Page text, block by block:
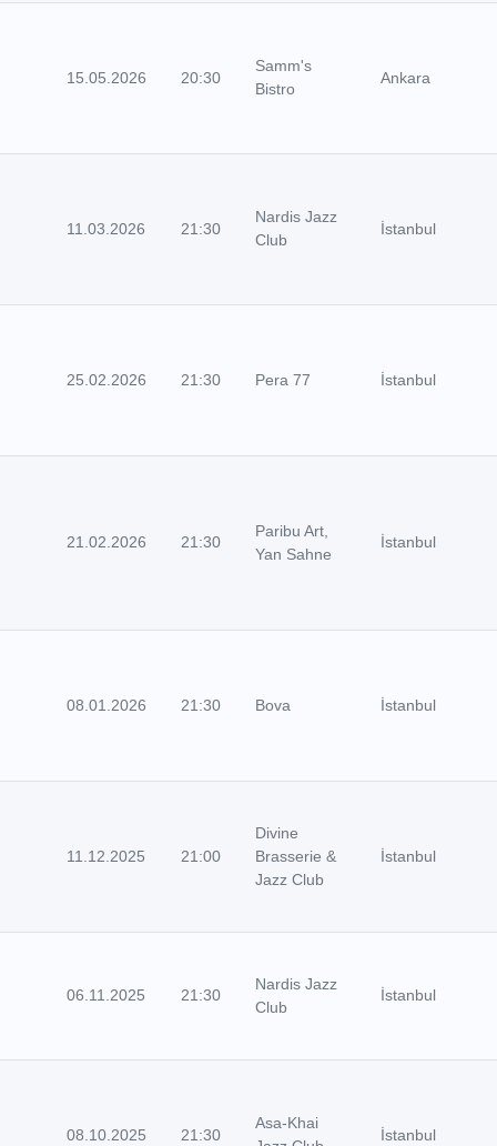
15.05.2026 20:30
Samm's
Bistro
Ankara
11.03.2026 21:30
Nardis Jazz
Club
İstanbul
25.02.2026 21:30 Pera 77 İstanbul
21.02.2026 21:30
Paribu Art,
Yan Sahne
İstanbul
08.01.2026 21:30 Bova İstanbul
11.12.2025 21:00
Divine
Brasserie &
Jazz Club
İstanbul
06.11.2025 21:30
Nardis Jazz
Club
İstanbul
08.10.2025 21:30
Asa-Khai
İstanbul